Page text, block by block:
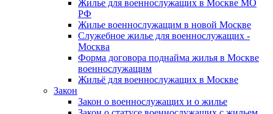
Жилье для военнослужащих в Москве МО
РФ
Жилье военнослужащим в новой Москве
Служебное жилье для военнослужащих -
Москва
Форма договора поднайма жилья в Москве
военнослужащим
Жильё для военнослужащих в Москве
Закон
Закон о военнослужащих и о жилье